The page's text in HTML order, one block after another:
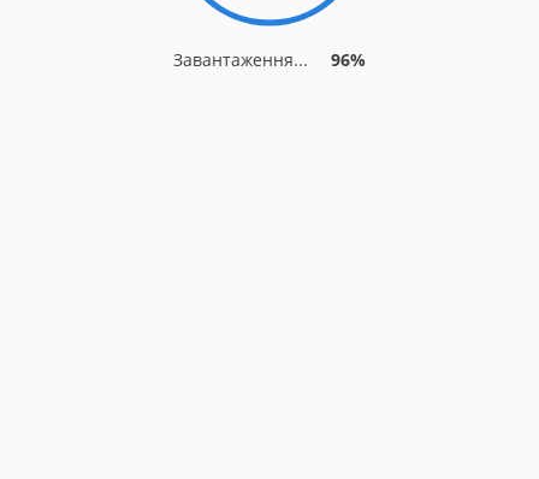
Завантаження... 96%